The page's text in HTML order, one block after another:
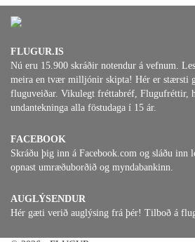
FLUGUR.IS
Nú eru 15.900 skráðir notendur á vefnum.
meira en tvær milljónir skipta! Hér er stærsti
fluguveiðar. Vikulegt fréttabréf, Flugufréttir,
undantekninga alla föstudaga í 15 ár.
FACEBOOK
Skráðu þig inn á Facebook.com og sláðu inn
opnast umræðuborðið og myndabankinn.
AUGLÝSENDUR
Hér gæti verið auglýsing frá þér! Tilboð á